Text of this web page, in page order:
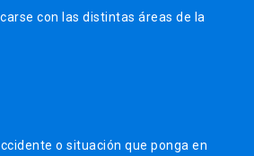
con las distintas áreas de la
o situación que ponga en